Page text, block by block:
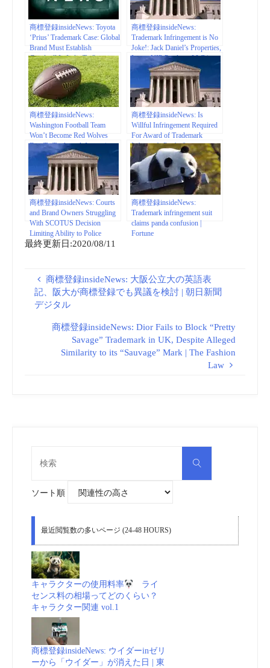
Viewpoints – JDSupra
商標登録insideNews: Toyota
‘Prius’ Trademark Case: Global
Brand Must Establish
Goodwill In India To Sustain
Action For Trademark
Infringement: SC | Live Law
商標登録insideNews:
Trademark Infringement is No
Joke!: Jack Daniel’s Properties,
Inc. v. VIP Products LLC |
Ward and Smith, P.A. |
JDSupra
商標登録insideNews:
Washington Football Team
Won’t Become Red Wolves
Due To Trademark Issues |
www.tmz.com
商標登録insideNews: Is
Willful Infringement Required
For Award of Trademark
Infringer’s Profits? –
Intellectual Property – United
States | mondaq.com
商標登録insideNews: Courts
and Brand Owners Struggling
With SCOTUS Decision
Limiting Ability to Police
Against Foreign Trademark
商標登録insideNews:
Trademark infringement suit
claims panda confusion |
Fortune
最終更新日:2020/08/11
商標登録insideNews: 大阪公立大の英語表
記、阪大が商標登録でも異議を検討 | 朝日新聞
デジタル
商標登録insideNews: Dior Fails to Block “Pretty
Savage” Trademark in UK, Despite Alleged
Similarity to its “Sauvage” Mark | The Fashion
Law
検
ソート順
最近閲覧数の多いページ (24-48 HOURS)
キャラクターの使用料率
ライ
センス料の相場ってどのくらい？
キャラクター関連 vol.1
商標登録insideNews: ウイダーinゼリ
ーから「ウイダー」が消えた日 | 東